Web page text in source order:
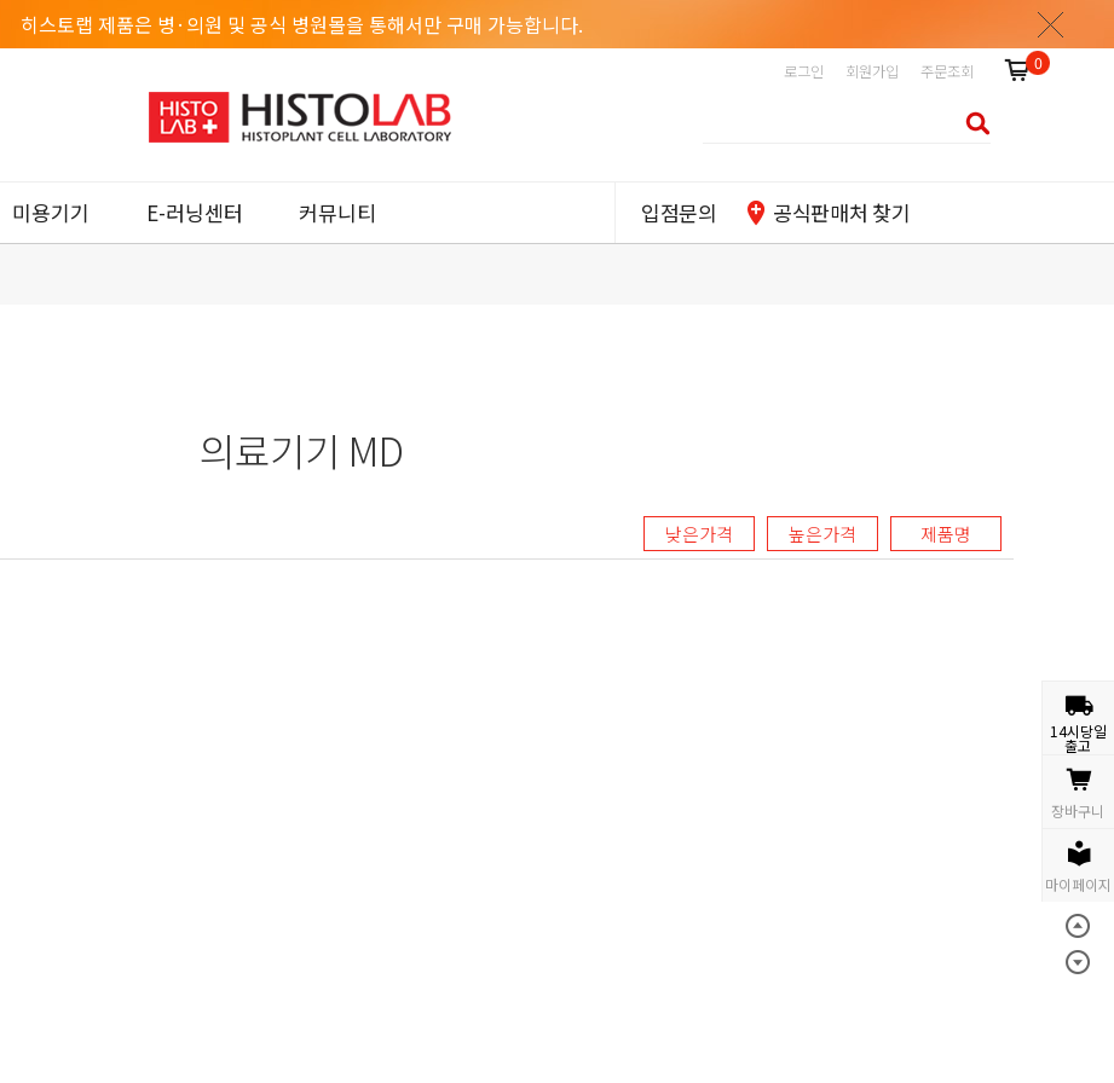
히스토랩 제품은 병·의원 및 공식 병원몰을 통해서만 구매 가능합니다.
로그인 회원가입 주문조회 0
미용기기 E-러닝센터 커뮤니티 입점문의 공식판매처 찾기
의료기기 MD
낮은가격 높은가격 제품명